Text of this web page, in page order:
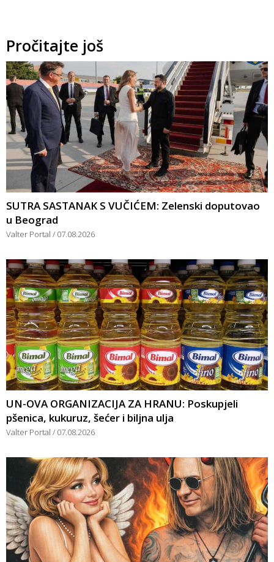
Pročitajte još
SUTRA SASTANAK S VUČIĆEM: Zelenski doputovao
u Beograd
Valter Portal 07.08.2026
UN-OVA ORGANIZACIJA ZA HRANU: Poskupjeli
pšenica, kukuruz, šećer i biljna ulja
Valter Portal 07.08.2026